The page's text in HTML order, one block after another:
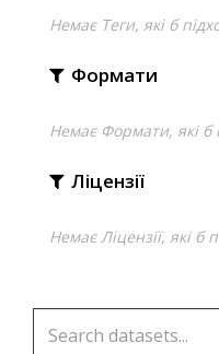
Немає Теги, які б
Формати
Немає Формати, які б
Ліцензії
Немає Ліцензії, які б